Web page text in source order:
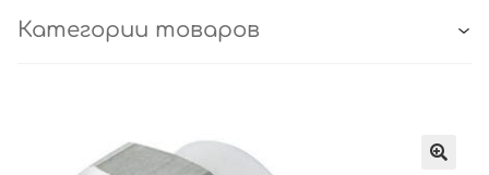
Категории товаров